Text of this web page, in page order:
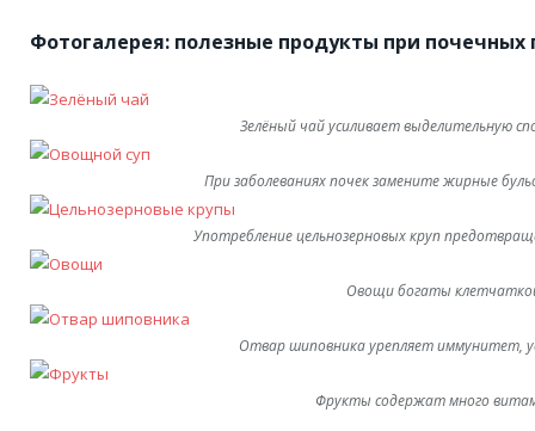
Фотогалерея: полезные продукты при почечных
Зелёный чай усиливает выделительную
При заболеваниях почек замените жирные
Употребление цельнозерновых круп
Овощи богаты
Отвар шиповника урепляет иммунитет,
Фрукты содержат много